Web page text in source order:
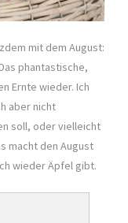
mit dem August:
phantastische,
Ernte wieder. Ich
aber nicht
soll, oder vielleicht
macht den August
wieder Äpfel gibt.